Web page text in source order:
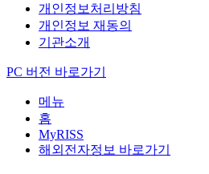
개인정보처리방침
개인정보 재동의
기관소개
PC 버전 바로가기
메뉴
홈
MyRISS
해외전자정보 바로가기